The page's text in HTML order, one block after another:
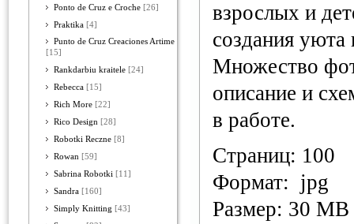
Ponto de Cruz e Croche [26]
Praktika [4]
Punto de Cruz Creaciones Artime
[15]
Rankdarbiu kraitele [24]
Rebecca [15]
Rich More [22]
Rico Design [28]
Robotki Reczne [8]
Rowan [59]
Sabrina Robotki [11]
Sandra [160]
Simply Knitting [43]
взрослых и
создания
Множество
описание и
в работе.
Страниц: 100
Формат: jpg
Размер: 30 MB